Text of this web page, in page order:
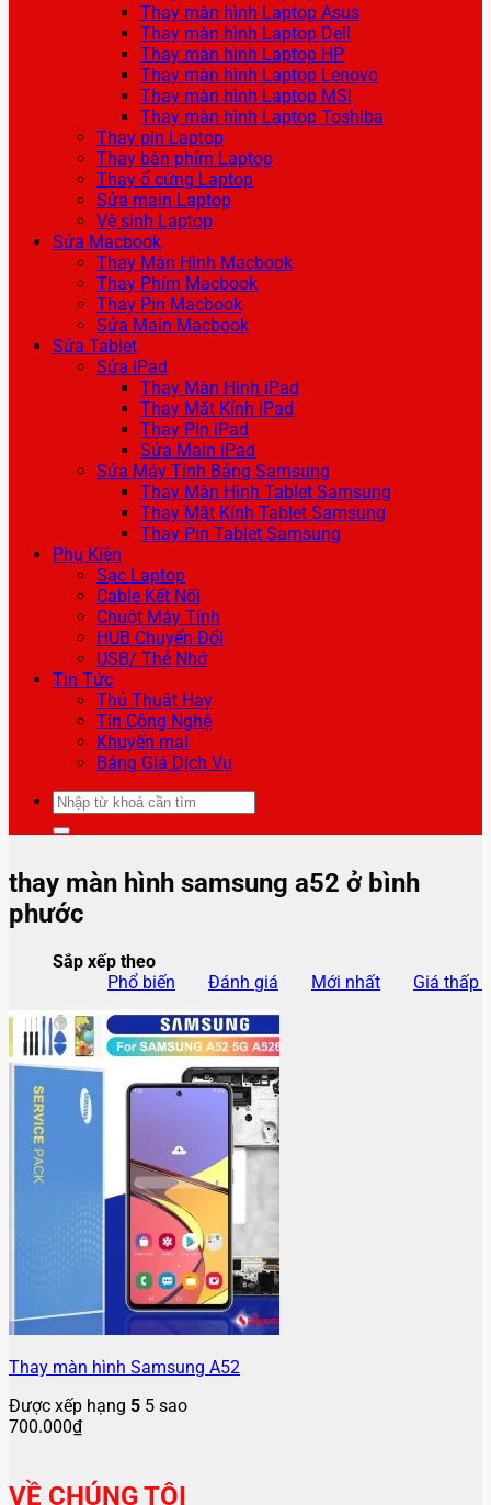
Thay màn hình Laptop Asus
Thay màn hình Laptop Dell
Thay màn hình Laptop HP
Thay màn hình Laptop Lenovo
Thay màn hình Laptop MSI
Thay màn hình Laptop Toshiba
Thay pin Laptop
Thay bàn phím Laptop
Thay ổ cứng Laptop
Sửa main Laptop
Vệ sinh Laptop
Sửa Macbook
Thay Màn Hình Macbook
Thay Phím Macbook
Thay Pin Macbook
Sửa Main Macbook
Sửa Tablet
Sửa iPad
Thay Màn Hình iPad
Thay Mặt Kính iPad
Thay Pin iPad
Sửa Main iPad
Sửa Máy Tính Bảng Samsung
Thay Màn Hình Tablet Samsung
Thay Mặt Kính Tablet Samsung
Thay Pin Tablet Samsung
Phụ Kiện
Sạc Laptop
Cable Kết Nối
Chuột Máy Tính
HUB Chuyển Đổi
USB/ Thẻ Nhớ
Tin Tức
Thủ Thuật Hay
Tin Công Nghệ
Khuyến mại
Bảng Giá Dịch Vụ
Tìm
kiếm:
thay màn hình samsung a52 ở bình
phước
Sắp xếp theo
Phổ biến
Đánh giá Mới nhất Giá thấp
Thay màn hình Samsung A52
Được xếp hạng 5 5 sao
700.000₫
VỀ CHÚNG TÔI